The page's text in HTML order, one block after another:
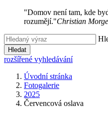
"Domov není tam, kde
rozumějí."Christian
Hledat
rozšířené vyhledávání
Úvodní stránka
Fotogalerie
2025
Červencová oslava